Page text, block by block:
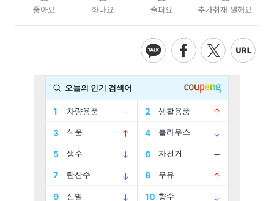
좋아요 화나요 슬퍼요 추가취재 원해요